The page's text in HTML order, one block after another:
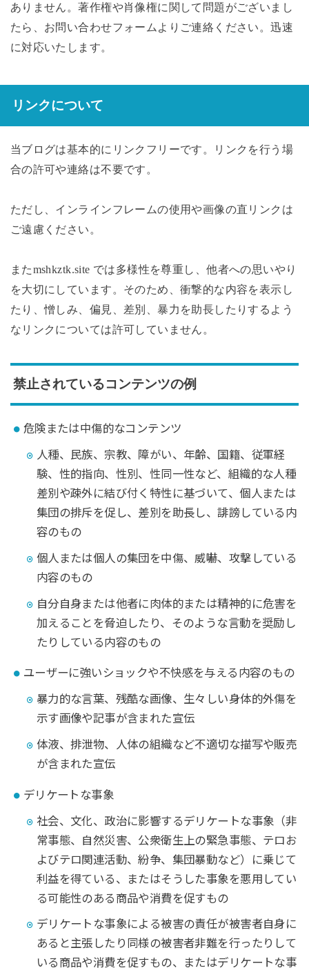
ありません。著作権や肖像権に関して問題がございまし
たら、お問い合わせフォームよりご連絡ください。迅速
に対応いたします。
リンクについて
当ブログは基本的にリンクフリーです。リンクを行う場
合の許可や連絡は不要です。
ただし、インラインフレームの使用や画像の直リンクは
ご遠慮ください。
またmshkztk.site では多様性を尊重し、他者への思いやり
を大切にしています。そのため、衝撃的な内容を表示し
たり、憎しみ、偏見、差別、暴力を助長したりするよう
なリンクについては許可していません。
禁止されているコンテンツの例
危険または中傷的なコンテンツ
人種、民族、宗教、障がい、年齢、国籍、従軍経
験、性的指向、性別、性同一性など、組織的な人種
差別や疎外に結び付く特性に基づいて、個人または
集団の排斥を促し、差別を助長し、誹謗している内
容のもの
個人または個人の集団を中傷、威嚇、攻撃している
内容のもの
自分自身または他者に肉体的または精神的に危害を
加えることを脅迫したり、そのような言動を奨励し
たりしている内容のもの
ユーザーに強いショックや不快感を与える内容のもの
暴力的な言葉、残酷な画像、生々しい身体的外傷を
示す画像や記事が含まれた宣伝
体液、排泄物、人体の組織など不適切な描写や販売
が含まれた宣伝
デリケートな事象
社会、文化、政治に影響するデリケートな事象（非
常事態、自然災害、公衆衛生上の緊急事態、テロお
よびテロ関連活動、紛争、集団暴動など）に乗じて
利益を得ている、またはそうした事象を悪用してい
る可能性のある商品や消費を促すもの
デリケートな事象による被害の責任が被害者自身に
あると主張したり同様の被害者非難を行ったりして
いる商品や消費を促すもの、またはデリケートな事